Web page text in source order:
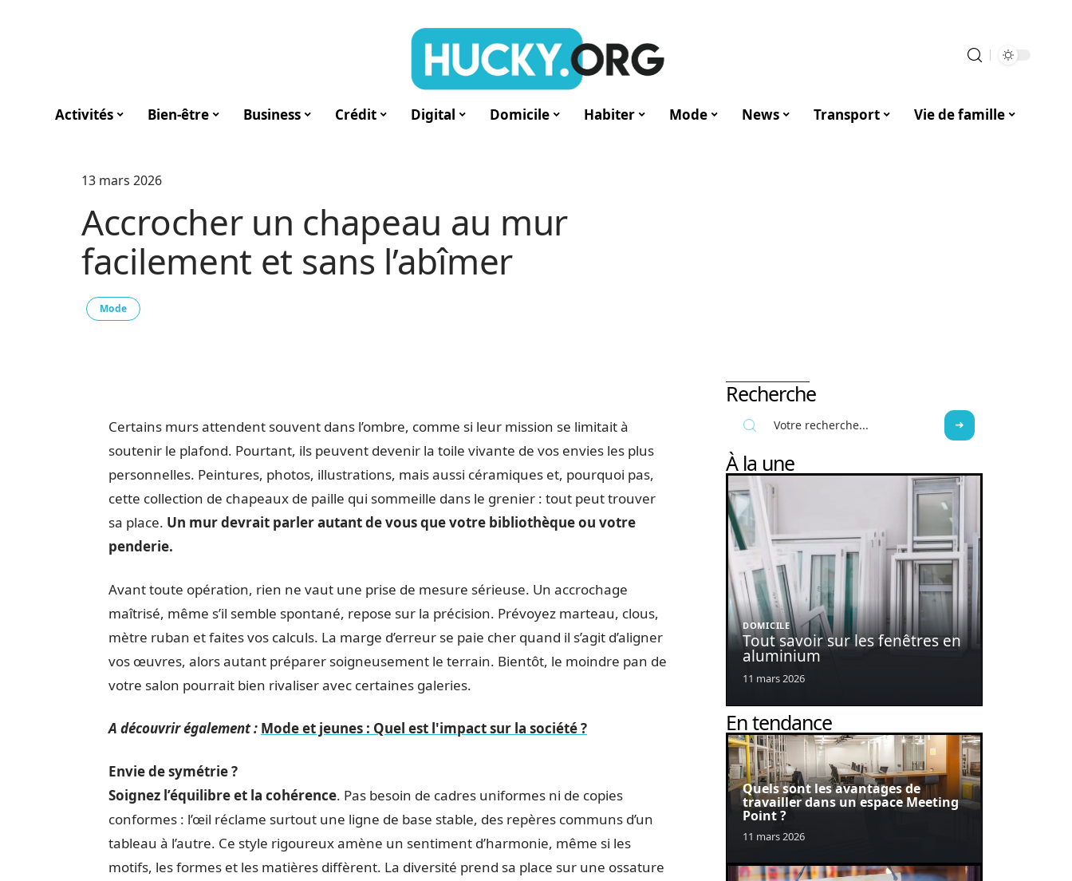
Activités Bien-être Business Crédit Digital Domicile Habiter Mode News Transport Vie de famille
13 mars 2026
Accrocher un chapeau au mur
facilement et sans l’abîmer
Mode
Certains murs attendent souvent dans l’ombre, comme si leur mission se limitait à
soutenir le plafond. Pourtant, ils peuvent devenir la toile vivante de vos envies les plus
personnelles. Peintures, photos, illustrations, mais aussi céramiques et, pourquoi pas,
cette collection de chapeaux de paille qui sommeille dans le grenier : tout peut trouver
sa place. Un mur devrait parler autant de vous que votre bibliothèque ou votre
penderie.
Avant toute opération, rien ne vaut une prise de mesure sérieuse. Un accrochage
maîtrisé, même s’il semble spontané, repose sur la précision. Prévoyez marteau, clous,
mètre ruban et faites vos calculs. La marge d’erreur se paie cher quand il s’agit d’aligner
vos œuvres, alors autant préparer soigneusement le terrain. Bientôt, le moindre pan de
votre salon pourrait bien rivaliser avec certaines galeries.
A découvrir également : Mode et jeunes : Quel est l'impact sur la société ?
Envie de symétrie ?
Soignez l’équilibre et la cohérence. Pas besoin de cadres uniformes ni de copies
conformes : l’œil réclame surtout une ligne de base stable, des repères communs d’un
tableau à l’autre. Ce style rigoureux amène un sentiment d’harmonie, même si les
motifs, les formes et les matières diffèrent. La diversité prend sa place sur une ossature
Recherche
À la une
DOMICILE
Tout savoir sur les fenêtres en
aluminium
11 mars 2026
En tendance
Quels sont les avantages de
travailler dans un espace Meeting
Point ?
11 mars 2026